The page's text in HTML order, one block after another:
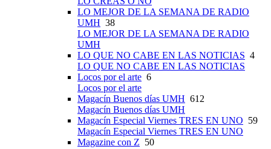
LO MEJOR DE LA SEMANA DE RADIO
UMH 38
LO MEJOR DE LA SEMANA DE RADIO
UMH
LO QUE NO CABE EN LAS NOTICIAS 4
LO QUE NO CABE EN LAS NOTICIAS
Locos por el arte 6
Locos por el arte
Magacín Buenos días UMH 612
Magacín Buenos días UMH
Magacín Especial Viernes TRES EN UNO 59
Magacín Especial Viernes TRES EN UNO
Magazine con Z 50